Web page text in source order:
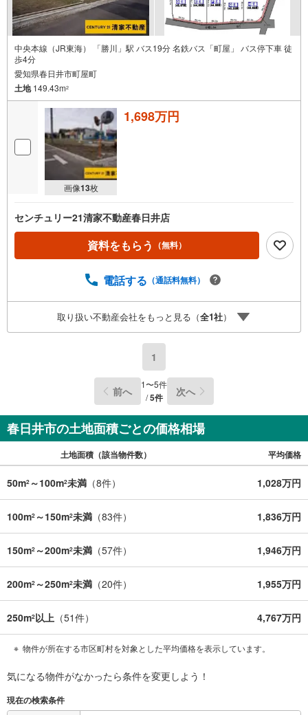
中央本線（JR東海） 「勝川」駅 バス19分 名鉄バス「町屋」 バス停下車 徒
歩4分
愛知県春日井市町屋町
土地149.43m2
画像13枚
1,698万円
センチュリー21清家不動産春日井店
資料をもらう （無料）
電話する （通話料無料）
取り扱い不動産会社をもっと見る（全1社）
1
前へ 1〜5件
/5件 次へ
春日井市の土地面積ごとの価格相場
土地面積（該当物件数） 平均価格
50m2 ～100m2未満 （8件） 1,028万円
100m2 ～150m2未満 （83件） 1,836万円
150m2 ～200m2未満 （57件） 1,946万円
200m2 ～250m2未満 （20件） 1,955万円
250m2以上 （51件） 4,767万円
物件が所在する市区町村を対象とした平均価格を表示しています。
気になる物件がなかったら条件を変更しよう！
現在の検索条件